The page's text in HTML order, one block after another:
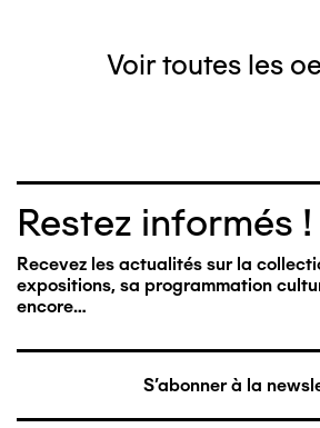
Voir toutes les
Restez informés !
Recevez les actualités sur la
expositions, sa programmation
encore…
S'abonner à la